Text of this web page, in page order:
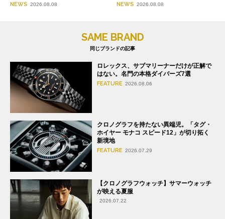
NEWS 2026.08.08 NEWS 2026.08.08
SAME BRAND
同じブランドの記事
ロレックス、サブマリーナーだけが正解で
はない。名門の本格ダイバーズ7選
FEATURE 2026.08.06
クロノグラフを持たない異端児。「タグ・
ホイヤー モナコ スピード12」が切り拓く
新境地
FEATURE 2026.07.29
【クロノグラフウォッチ】サマーウォッチ
が映える夏服
2026.07.22